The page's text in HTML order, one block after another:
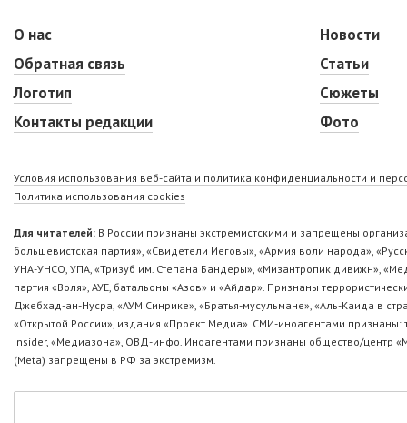
О нас
Обратная связь
Логотип
Контакты редакции
Новости
Статьи
Сюжеты
Фото
Условия использования веб-сайта и политика конфиденциальности и
Политика использования cookies
Для читателей: В России признаны экстремистскими и запрещены
большевистская партия», «Свидетели Иеговы», «Армия воли народа»,
УНА-УНСО, УПА, «Тризуб им. Степана Бандеры», «Мизантропик дивижн»,
партия «Воля», АУЕ, батальоны «Азов» и «Айдар». Признаны
Джебхад-ан-Нусра, «АУМ Синрике», «Братья-мусульмане», «Аль-Каида в
«Открытой России», издания «Проект Медиа». СМИ-иноагентами
Insider, «Медиазона», ОВД-инфо. Иноагентами признаны общество/центр
(Metа) запрещены в РФ за экстремизм.